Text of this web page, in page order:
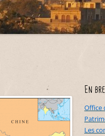
En
Office
Les